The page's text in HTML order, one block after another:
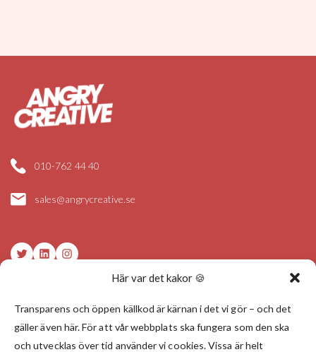
Här var det kakor 🍪
Transparens och öppen källkod är kärnan i det vi gör – och det
gäller även här. För att vår webbplats ska fungera som den ska
och utvecklas över tid använder vi cookies. Vissa är helt
010-762 44 40
sales@angrycreative.se
TwitterLinkedInInstagram
Tjänster